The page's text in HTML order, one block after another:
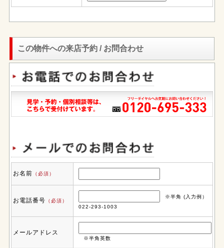
この物件への来店予約 / お問合わせ
お名前 （必須）
お電話番号 （必須）
※半角 (入力例）
022-293-1003
メールアドレス
※半角英数